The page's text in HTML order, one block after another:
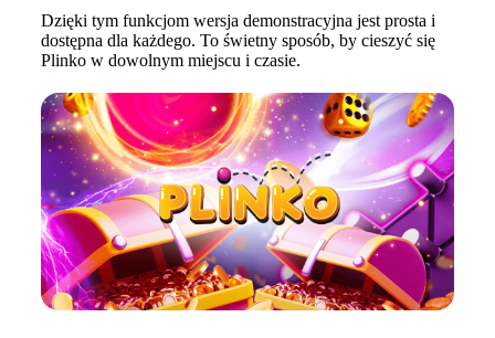
Dzięki tym funkcjom wersja demonstracyjna jest prosta i
dostępna dla każdego. To świetny sposób, by cieszyć się
Plinko w dowolnym miejscu i czasie.